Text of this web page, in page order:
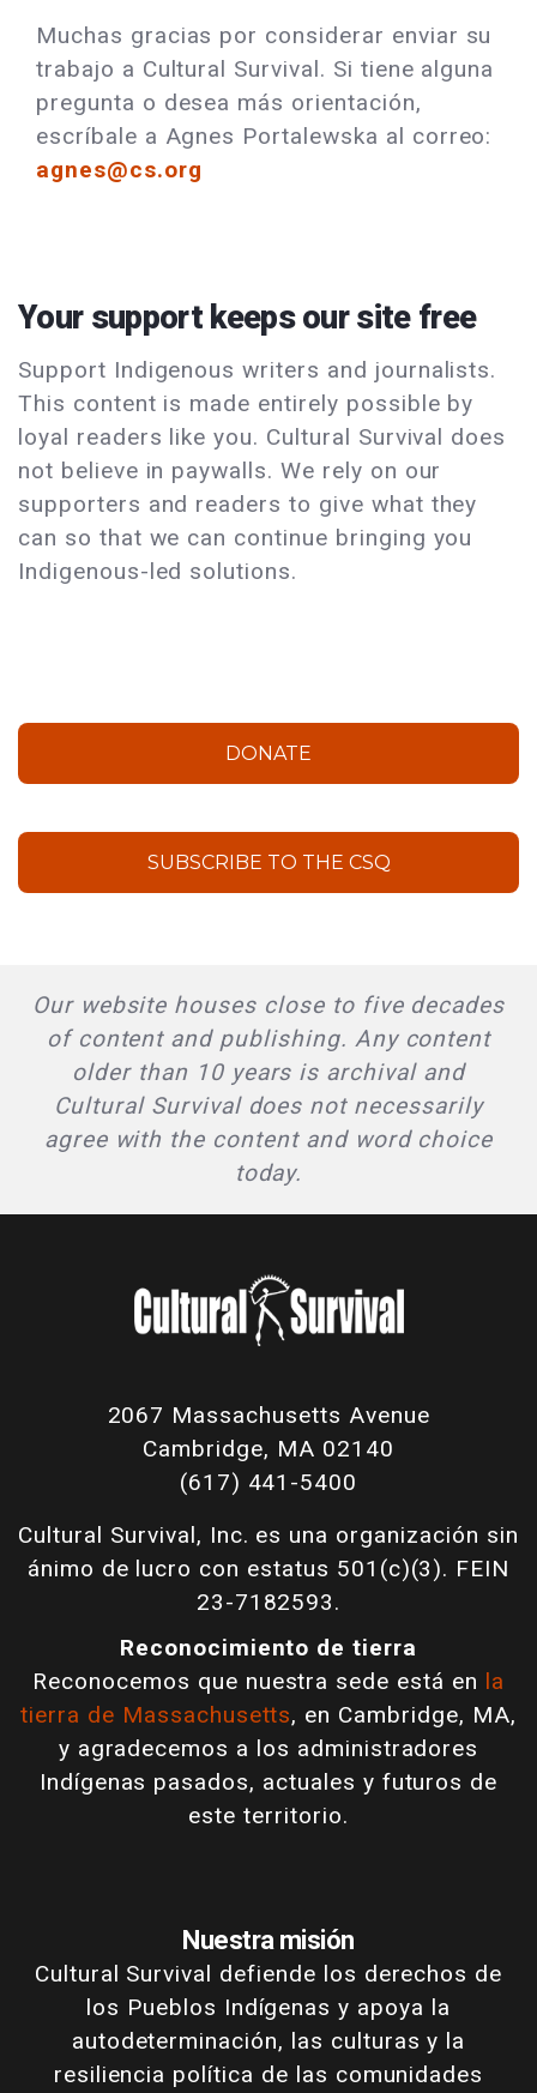
Muchas gracias por considerar enviar su
trabajo a Cultural Survival. Si tiene alguna
pregunta o desea más orientación,
escríbale a Agnes Portalewska al correo:
agnes@cs.org
Your support keeps our site free
Support Indigenous writers and journalists.
This content is made entirely possible by
loyal readers like you. Cultural Survival does
not believe in paywalls. We rely on our
supporters and readers to give what they
can so that we can continue bringing you
Indigenous-led solutions.
DONATE
SUBSCRIBE TO THE CSQ
Our website houses close to five decades
of content and publishing. Any content
older than 10 years is archival and
Cultural Survival does not necessarily
agree with the content and word choice
today.
2067 Massachusetts Avenue
Cambridge, MA 02140
(617) 441-5400
Cultural Survival, Inc. es una organización sin
ánimo de lucro con estatus 501(c)(3). FEIN
23-7182593.
Reconocimiento de tierra
Reconocemos que nuestra sede está en la
tierra de Massachusetts, en Cambridge, MA,
y agradecemos a los administradores
Indígenas pasados, actuales y futuros de
este territorio.
Nuestra misión
Cultural Survival defiende los derechos de
los Pueblos Indígenas y apoya la
autodeterminación, las culturas y la
resiliencia política de las comunidades